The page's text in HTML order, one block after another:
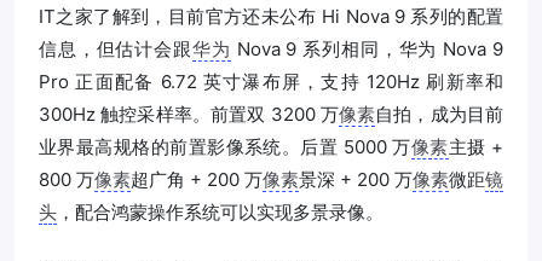
IT之家了解到，目前官方还未公布 Hi Nova 9 系列的配置
信息，但估计会跟华为 Nova 9 系列相同，华为 Nova 9
Pro 正面配备 6.72 英寸瀑布屏，支持 120Hz 刷新率和
300Hz 触控采样率。前置双 3200 万像素自拍，成为目前
业界最高规格的前置影像系统。后置 5000 万像素主摄 +
800 万像素超广角 + 200 万像素景深 + 200 万像素微距镜
头 ，配合鸿蒙操作系统可以实现多景录像。